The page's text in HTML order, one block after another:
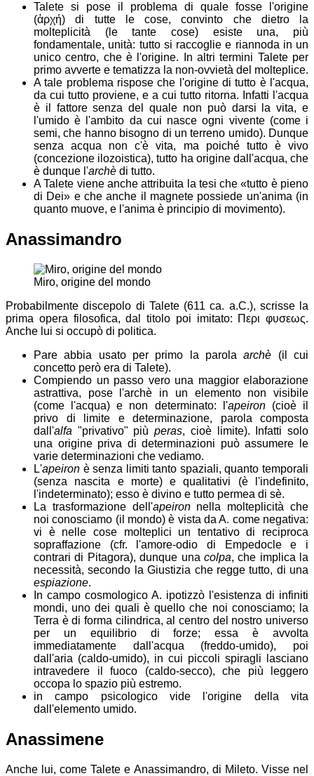
Talete si pose il problema di quale fosse l'origine
(ἀρχή) di tutte le cose, convinto che dietro la
molteplicità (le tante cose) esiste una, più
fondamentale, unità: tutto si raccoglie e riannoda in un
unico centro, che è l'origine. In altri termini Talete per
primo avverte e tematizza la non-ovvietà del molteplice.
A tale problema rispose che l'origine di tutto è l'acqua,
da cui tutto proviene, e a cui tutto ritorna. Infatti l'acqua
è il fattore senza del quale non può darsi la vita, e
l'umido è l'ambito da cui nasce ogni vivente (come i
semi, che hanno bisogno di un terreno umido). Dunque
senza acqua non c'è vita, ma poiché tutto è vivo
(concezione ilozoistica), tutto ha origine dall'acqua, che
è dunque l'archè di tutto.
A Talete viene anche attribuita la tesi che tutto è pieno
di Dei
e che anche il magnete possiede un'anima (in
quanto muove, e l'anima è principio di movimento).
Anassimandro
Miro, origine del mondo
Probabilmente discepolo di Talete (611 ca. a.C.), scrisse la
prima opera filosofica, dal titolo poi imitato: Περι φυσεως.
Anche lui si occupò di politica.
Pare abbia usato per primo la parolaarchè (il cui
concetto però era di Talete).
Compiendo un passo vero una maggior elaborazione
astrattiva, pose l'archè in un elemento non visibile
(come l'acqua) e non determinato: l'apeiron(cioè il
privo di limite e determinazione, parola composta
dall'alfa "privativo" piùperas, cioè limite). Infatti solo
una origine priva di determinazioni può assumere le
varie determinazioni che vediamo.
L'apeiron è senza limiti tanto spaziali, quanto temporali
(senza nascita e morte) e qualitativi (è l'indefinito,
l'indeterminato); esso è divino e tutto permea di sè.
La trasformazione dell'apeironnella molteplicità che
noi conosciamo (il mondo) è vista da A. come negativa:
vi è nelle cose molteplici un tentativo di reciproca
sopraffazione (cfr. l'amore-odio di Empedocle e i
contrari di Pitagora), dunque una colpa, che implica la
necessità, secondo la Giustizia che regge tutto, di una
espiazione.
In campo cosmologico A. ipotizzò l'esistenza di infiniti
mondi, uno dei quali è quello che noi conosciamo; la
Terra è di forma cilindrica, al centro del nostro universo
per un equilibrio di forze; essa è avvolta
immediatamente dall'acqua (freddo-umido), poi
dall'aria (caldo-umido), in cui piccoli spiragli lasciano
intravedere il fuoco (caldo-secco), che più leggero
occopa lo spazio più estremo.
in campo psicologico vide l'origine della vita
dall'elemento umido.
Anassimene
Anche lui, come Talete e Anassimandro, di Mileto. Visse nel